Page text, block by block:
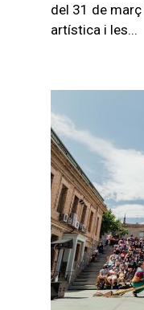
del 31 de març
artística i les...